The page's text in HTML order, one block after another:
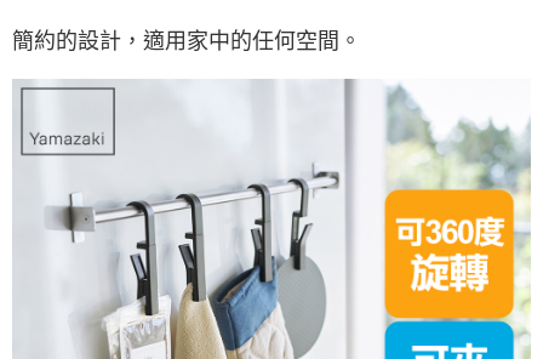
簡約的設計，適用家中的任何空間。